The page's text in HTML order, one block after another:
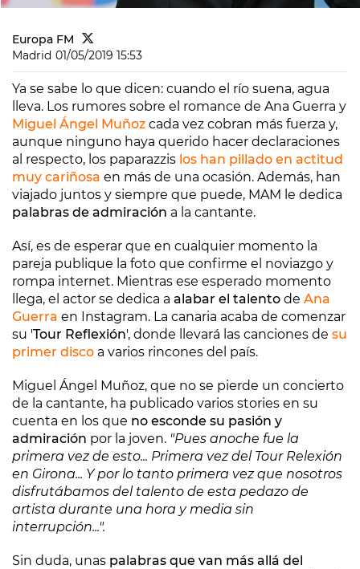
Europa FM
Madrid 01/05/2019 15:53
Ya se sabe lo que dicen: cuando el río suena, agua
lleva. Los rumores sobre el romance de Ana Guerra y
Miguel Ángel Muñoz cada vez cobran más fuerza y,
aunque ninguno haya querido hacer declaraciones
al respecto, los paparazzis los han pillado en actitud
muy cariñosa en más de una ocasión. Además, han
viajado juntos y siempre que puede, MAM le dedica
palabras de admiración a la cantante.
Así, es de esperar que en cualquier momento la
pareja publique la foto que confirme el noviazgo y
rompa internet. Mientras ese esperado momento
llega, el actor se dedica a alabar el talento de Ana
Guerra en Instagram. La canaria acaba de comenzar
su 'Tour Reflexión', donde llevará las canciones de su
primer disco a varios rincones del país.
Miguel Ángel Muñoz, que no se pierde un concierto
de la cantante, ha publicado varios stories en su
cuenta en los que no esconde su pasión y
admiración por la joven. "Pues anoche fue la
primera vez de esto... Primera vez del Tour Relexión
en Girona... Y por lo tanto primera vez que nosotros
disfrutábamos del talento de esta pedazo de
artista durante una hora y media sin
interrupción...".
Sin duda, unas palabras que van más allá del